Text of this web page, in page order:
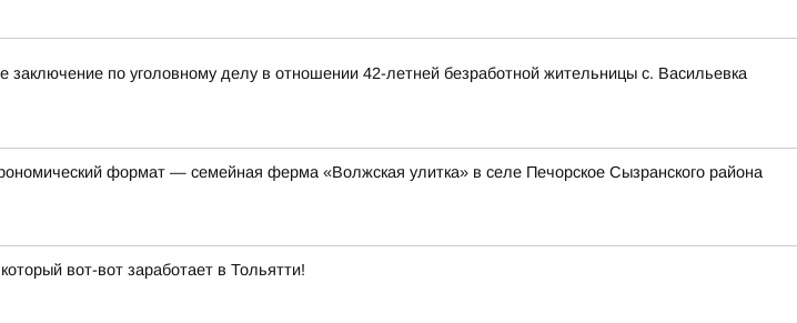
заключение по уголовному делу в отношении 42-летней безработной жительницы с. Васильевка
формат — семейная ферма «Волжская улитка» в селе Печорское Сызранского района
вот-вот заработает в Тольятти!